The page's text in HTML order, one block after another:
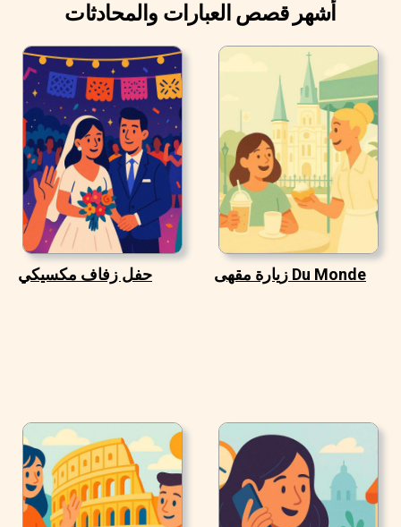
أشهر قصص العبارات والمحادثات
حفل زفاف مكسيكي زيارة مقهى Du Monde